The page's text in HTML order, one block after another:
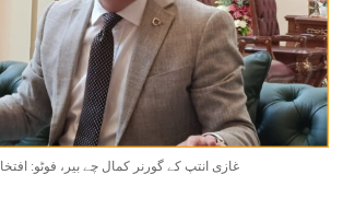
غازی انتپ کے گورنر کمال چے بیر، فوٹو: